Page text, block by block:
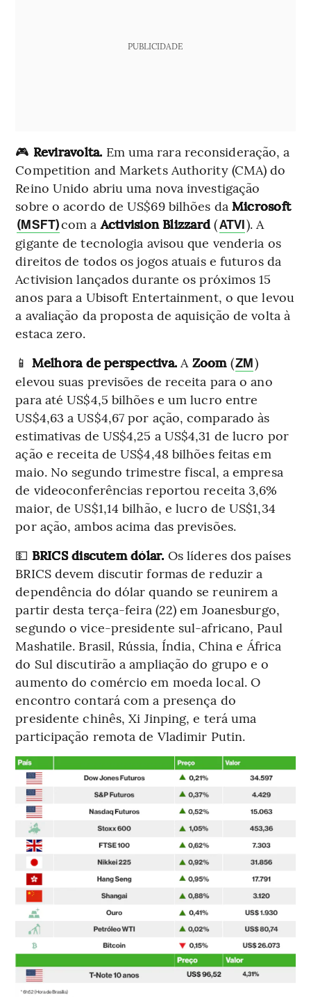
PUBLICIDADE
🎮 Reviravolta. Em uma rara reconsideração, a
Competition and Markets Authority (CMA) do
Reino Unido abriu uma nova investigação
sobre o acordo de US$69 bilhões da Microsoft
(MSFT)com aActivision Blizzard(ATVI). A
gigante de tecnologia avisou que venderia os
direitos de todos os jogos atuais e futuros da
Activision lançados durante os próximos 15
anos para a Ubisoft Entertainment, o que levou
a avaliação da proposta de aquisição de volta à
estaca zero.
📱 Melhora de perspectiva. A Zoom(ZM)
elevou suas previsões de receita para o ano
para até US$4,5 bilhões e um lucro entre
US$4,63 a US$4,67 por ação, comparado às
estimativas de US$4,25 a US$4,31 de lucro por
ação e receita de US$4,48 bilhões feitas em
maio. No segundo trimestre fiscal, a empresa
de videoconferências reportou receita 3,6%
maior, de US$1,14 bilhão, e lucro de US$1,34
por ação, ambos acima das previsões.
💵 BRICS discutem dólar. Os líderes dos países
BRICS devem discutir formas de reduzir a
dependência do dólar quando se reunirem a
partir desta terça-feira (22) em Joanesburgo,
segundo o vice-presidente sul-africano, Paul
Mashatile. Brasil, Rússia, Índia, China e África
do Sul discutirão a ampliação do grupo e o
aumento do comércio em moeda local. O
encontro contará com a presença do
presidente chinês, Xi Jinping, e terá uma
participação remota de Vladimir Putin.